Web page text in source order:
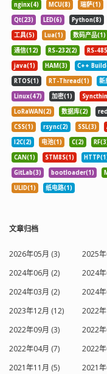
from 指定一个包含 include
的文件名，服务器从该文件
include 列表定义。 auth
指定由空格或逗号分隔的
只有这些用户才允许连接
的用户和系统用户没有任
auth users 被设置，那么
该模块的连接请求以后会
challenged 进行验证身份,
challenge/response 认证
名和密码以明文方式存放
file" 选项指定的文件中。
需密码就可以连接模块(也
式)。 secrets file 该选项指
定义 用户名:密码 对的文件
auth users 被定义时，该文
用。文件每行包含一个
secures file 名，需要限式指
modes 该选项指定是否监测
件只能被 rsync 服务器运行
访问，其他任何用户不可以
件。默认值为 true。 hosts
项指定哪些IP的客户允许连
xxx.xxx.xxx.xxx，客户主机
配该 IP 才允许访问。例如：
a.b.c.d/n，属于该网络的客
接该模块。例如：
nginx(4) MCU(8) 瑞萨(1)
Qt(23)
LED(6) Python(8)
工具(5)
Lua(1) 数码产品(1)
通信(12)
RS-232(2) RS-
java(1)
HAM(3) C++
RTOS(1)
RT-Thread(1) 新
Linux(47)
加密(1)
LoRaWAN(2)
数据库(2)
CSS(1)
rsync(2) SSL(3)
I2C(2)
电池(1) C(2)
CAN(1)
STM8S(1)
GitLab(3)
bootloader(1)
ULID(1)
纸电路(1)
文章归档
2026年05月 (3) 2025
2024年06月 (2)
2024
2024年03月 (2)
2024
2023年12月 (12)
2022
2022年09月 (3)
2022
2022年04月 (7)
2022
2021年11月 (5)
2021